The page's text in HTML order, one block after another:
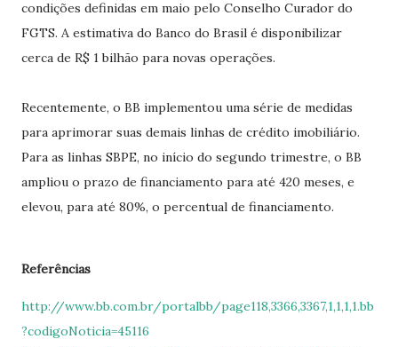
condições definidas em maio pelo Conselho Curador do
FGTS. A estimativa do Banco do Brasil é disponibilizar
cerca de R$ 1 bilhão para novas operações.
Recentemente, o BB implementou uma série de medidas
para aprimorar suas demais linhas de crédito imobiliário.
Para as linhas SBPE, no início do segundo trimestre, o BB
ampliou o prazo de financiamento para até 420 meses, e
elevou, para até 80%, o percentual de financiamento.
Referências
http://www.bb.com.br/portalbb/page118,3366,3367,1,1,1,1.bb
?codigoNoticia=45116